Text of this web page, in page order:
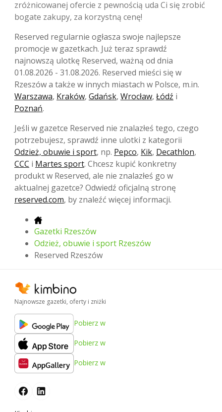
zróżnicowanej ofercie z pewnością uda Ci się zrobić
bogate zakupy, za korzystną cenę!
Reserved regularnie ogłasza swoje najlepsze
promocje w gazetkach. Już teraz sprawdź
najnowszą ulotkę Reserved, ważną od dnia
01.08.2026 - 31.08.2026. Reserved mieści się w
Rzeszów a także w innych miastach w Polsce, m.in.
Warszawa, Kraków, Gdańsk, Wrocław, Łódź i
Poznań.
Jeśli w gazetce Reserved nie znalazłeś tego, czego
potrzebujesz, sprawdź inne ulotki z kategorii
Odzież, obuwie i sport, np. Pepco, Kik, Decathlon,
CCC i Martes sport. Chcesz kupić konkretny
produkt w Reserved, ale nie znalazłeś go w
aktualnej gazetce? Odwiedź oficjalną stronę
reserved.com, by znaleźć więcej informacji.
Gazetki Rzeszów
Odzież, obuwie i sport Rzeszów
Reserved Rzeszów
Najnowsze gazetki, oferty i zniżki
Pobierz w
Pobierz w
Pobierz w